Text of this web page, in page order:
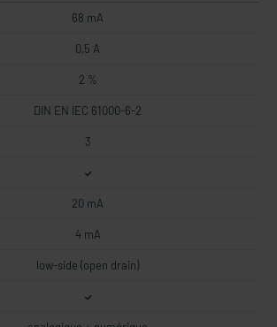
68 mA
0,5 A
2 %
DIN EN IEC 61000-6-2
3
20 mA
4 mA
low-side (open drain)